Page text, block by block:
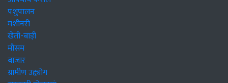
पशुपालन
मशीनरी
खेती-बाड़ी
मौसम
बाजार
ग्रामीण उद्द्योग